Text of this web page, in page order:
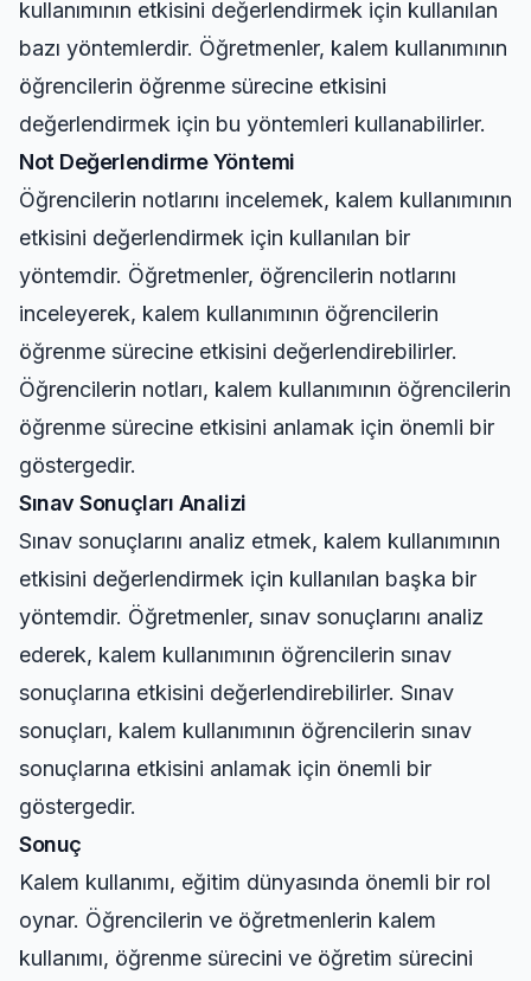
kullanımının etkisini değerlendirmek için kullanılan
bazı yöntemlerdir. Öğretmenler, kalem kullanımının
öğrencilerin öğrenme sürecine etkisini
değerlendirmek için bu yöntemleri kullanabilirler.
Not Değerlendirme Yöntemi
Öğrencilerin notlarını incelemek, kalem kullanımının
etkisini değerlendirmek için kullanılan bir
yöntemdir. Öğretmenler, öğrencilerin notlarını
inceleyerek, kalem kullanımının öğrencilerin
öğrenme sürecine etkisini değerlendirebilirler.
Öğrencilerin notları, kalem kullanımının öğrencilerin
öğrenme sürecine etkisini anlamak için önemli bir
göstergedir.
Sınav Sonuçları Analizi
Sınav sonuçlarını analiz etmek, kalem kullanımının
etkisini değerlendirmek için kullanılan başka bir
yöntemdir. Öğretmenler, sınav sonuçlarını analiz
ederek, kalem kullanımının öğrencilerin sınav
sonuçlarına etkisini değerlendirebilirler. Sınav
sonuçları, kalem kullanımının öğrencilerin sınav
sonuçlarına etkisini anlamak için önemli bir
göstergedir.
Sonuç
Kalem kullanımı, eğitim dünyasında önemli bir rol
oynar. Öğrencilerin ve öğretmenlerin kalem
kullanımı, öğrenme sürecini ve öğretim sürecini